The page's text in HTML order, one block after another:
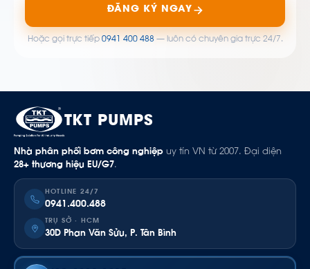
ĐĂNG KÝ NGAY
Hoặc gọi trực tiếp 0941 400 488— luôn có chuyên gia trực 24/7.
TKT PUMPS
Nhà phân phối bơm công nghiệp uy tín VN từ 2007. Đại diện
28+ thương hiệu EU/G7.
HOTLINE 24/7
0941.400.488
TRỤ SỞ · HCM
30D Phan Văn Sửu, P. Tân Bình